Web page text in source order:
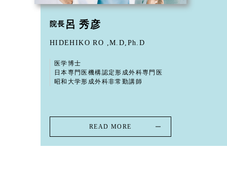
院長 呂 秀彦
HIDEHIKO RO ,M.D,Ph.D
医学博士
日本専門医機構認定形成外科専門医
昭和大学形成外科非常勤講師
READ MORE